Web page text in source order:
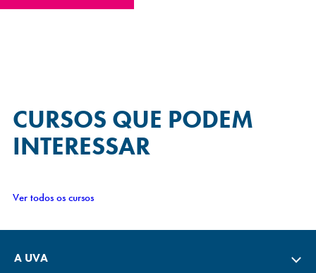
CURSOS QUE PODEM
INTERESSAR
Ver todos os cursos
A UVA